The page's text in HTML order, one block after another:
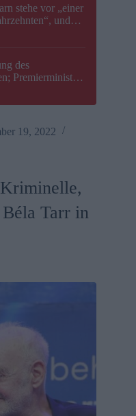
stehe vor „einer
und
des
Premierminister
19, 2022
Tarr in